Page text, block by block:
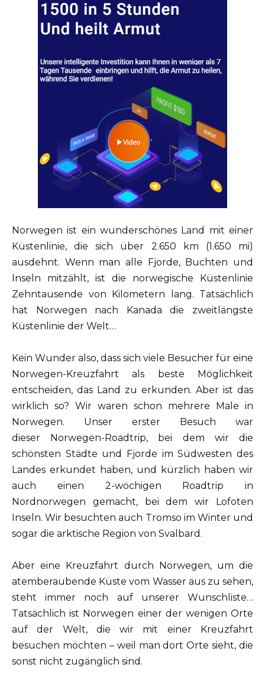
Norwegen ist ein wunderschönes Land mit einer
Küstenlinie, die sich über 2.650 km (1.650 mi)
ausdehnt. Wenn man alle Fjorde, Buchten und
Inseln mitzählt, ist die norwegische Küstenlinie
Zehntausende von Kilometern lang. Tatsächlich
hat Norwegen nach Kanada die zweitlängste
Küstenlinie der Welt…
Kein Wunder also, dass sich viele Besucher für eine
Norwegen-Kreuzfahrt als beste Möglichkeit
entscheiden, das Land zu erkunden. Aber ist das
wirklich so? Wir waren schon mehrere Male in
Norwegen. Unser erster Besuch war
dieser Norwegen-Roadtrip, bei dem wir die
schönsten Städte und Fjorde im Südwesten des
Landes erkundet haben, und kürzlich haben wir
auch einen 2-wöchigen Roadtrip in
Nordnorwegen gemacht, bei dem wir Lofoten
Inseln. Wir besuchten auch Tromso im Winter und
sogar die arktische Region von Svalbard.
Aber eine Kreuzfahrt durch Norwegen, um die
atemberaubende Küste vom Wasser aus zu sehen,
steht immer noch auf unserer Wunschliste…
Tatsächlich ist Norwegen einer der wenigen Orte
auf der Welt, die wir mit einer Kreuzfahrt
besuchen möchten – weil man dort Orte sieht, die
sonst nicht zugänglich sind.